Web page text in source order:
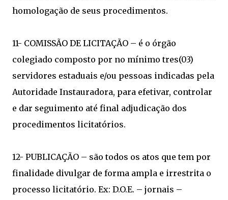
homologação de seus procedimentos.
11- COMISSÃO DE LICITAÇÃO – é o órgão
colegiado composto por no mínimo tres(03)
servidores estaduais e/ou pessoas indicadas pela
Autoridade Instauradora, para efetivar, controlar
e dar seguimento até final adjudicação dos
procedimentos licitatórios.
12- PUBLICAÇÃO – são todos os atos que tem por
finalidade divulgar de forma ampla e irrestrita o
processo licitatório. Ex: D.O.E. – jornais –